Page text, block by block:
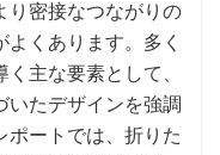
り密接なつながりの
くあります。多く
主な要素として、
いたデザインを強調
ポートでは、折りた